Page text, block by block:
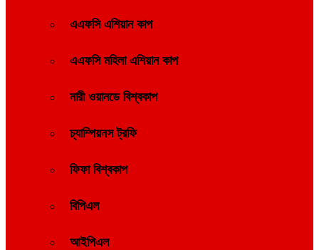
এএফসি এশিয়ান কাপ
এএফসি মহিলা এশিয়ান কাপ
নারী ওয়ানডে বিশ্বকাপ
চ্যাম্পিয়নস ট্রফি
ফিফা বিশ্বকাপ
বিপিএল
আইপিএল